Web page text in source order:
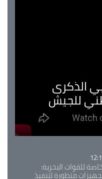
الذكرى
للجيش
للقوات البحرية:
متطورة لتنفيذ